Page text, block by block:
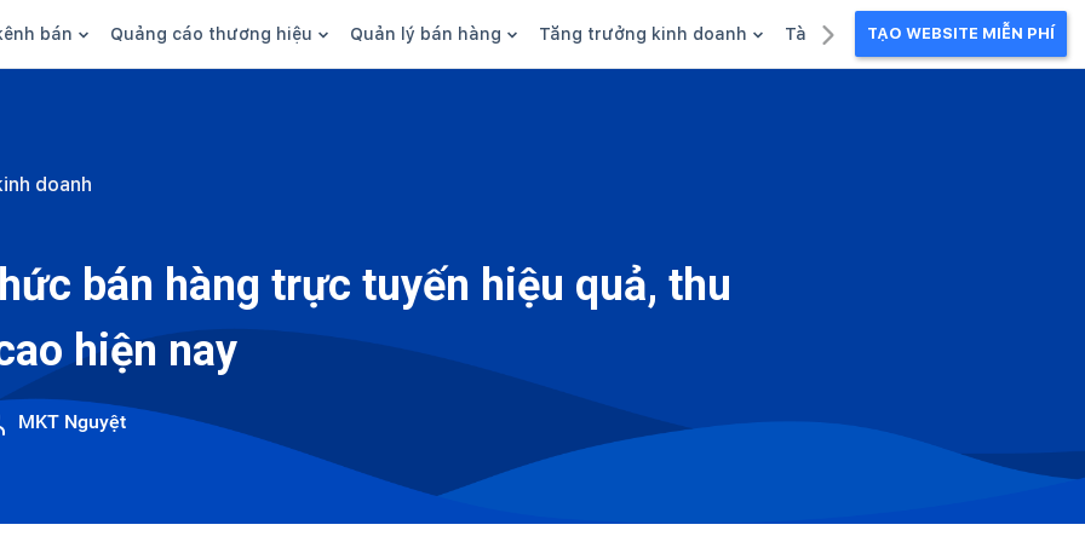
bán
social
sàn
Quảng cáo thương hiệu
Thương hiệu/Brand
Quản lý bán hàng
Tài chính
Nhân viên
Tăng trưởng kinh doanh Tài liệu kinh doanhTẠO WEBSITE MIỄN PHÍ
doanh
bán hàng trực tuyến hiệu quả, thu
hiện nay
MKT Nguyệt